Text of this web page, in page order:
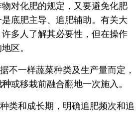
对化肥的规定，又要避免化肥
底肥主导、追肥辅助。有关大
多人了解其必要性，但在操作
区。
不一样蔬菜种类及生产量而定，
种或移栽前融合翻地一次施入。
类和成长期，明确追肥频次和追